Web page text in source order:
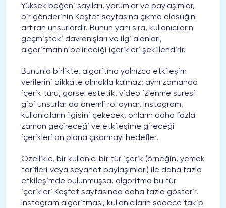
Yüksek beğeni sayıları, yorumlar ve paylaşımlar,
bir gönderinin Keşfet sayfasına çıkma olasılığını
artıran unsurlardır. Bunun yanı sıra, kullanıcıların
geçmişteki davranışları ve ilgi alanları,
algoritmanın belirlediği içerikleri şekillendirir.
Bununla birlikte, algoritma yalnızca etkileşim
verilerini dikkate almakla kalmaz; aynı zamanda
içerik türü, görsel estetik, video izlenme süresi
gibi unsurlar da önemli rol oynar. Instagram,
kullanıcıların ilgisini çekecek, onların daha fazla
zaman geçireceği ve etkileşime gireceği
içerikleri ön plana çıkarmayı hedefler.
Özellikle, bir kullanıcı bir tür içerik (örneğin, yemek
tarifleri veya seyahat paylaşımları) ile daha fazla
etkileşimde bulunmuşsa, algoritma bu tür
içerikleri Keşfet sayfasında daha fazla gösterir.
Instagram algoritması, kullanıcıların sadece takip